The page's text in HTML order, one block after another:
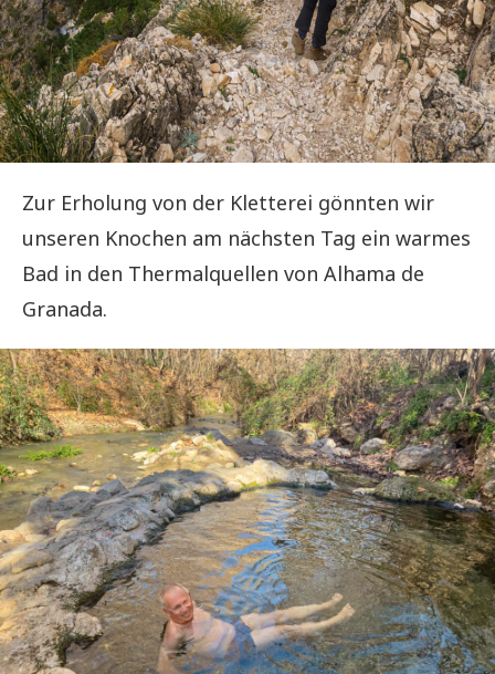
Zur Erholung von der Kletterei gönnten wir
unseren Knochen am nächsten Tag ein warmes
Bad in den Thermalquellen von Alhama de
Granada.